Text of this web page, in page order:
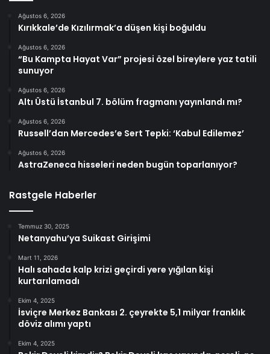
Ağustos 6, 2026
Kırıkkale’de Kızılırmak’a düşen kişi boğuldu
Ağustos 6, 2026
“Bu Kampta Hayat Var” projesi özel bireylere yaz tatili
sunuyor
Ağustos 6, 2026
Altı Üstü İstanbul 7. bölüm fragmanı yayınlandı mı?
Ağustos 6, 2026
Russell’dan Mercedes’e Sert Tepki: ‘Kabul Edilemez’
Ağustos 6, 2026
AstraZeneca hisseleri neden bugün toparlanıyor?
Rastgele Haberler
Temmuz 30, 2025
Netanyahu’ya Suikast Girişimi
Mart 11, 2026
Halı sahada kalp krizi geçirdi yere yığılan kişi
kurtarılamadı
Ekim 4, 2025
İsviçre Merkez Bankası 2. çeyrekte 5,1 milyar franklık
döviz alımı yaptı
Ekim 4, 2025